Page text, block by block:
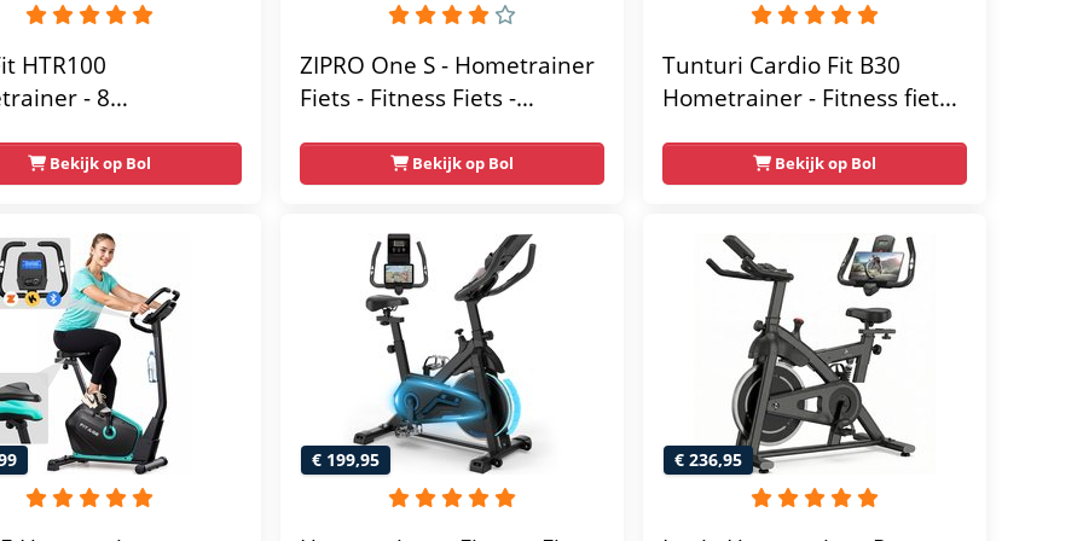
HTR100
- 8
-
zadel - Display
- Max.
Gebruikersgewicht -
Bekijk op Bol
ZIPRO One S - Hometrainer
Fiets - Fitness Fiets -
Hartslagsensoren -
Gemakkelijk te
transporteren -
Antislippedalen - Homegym
- Stabiele structuur - Max.
gebruikersgewicht 110 kg -
Zwart en Blauw
Bekijk op Bol
Tunturi Cardio Fit B30
Hometrainer - Fitness fiets
Tablethouder -
Hartslagfunctie en
transportwielen
Bekijk op Bol
€ 199,95 € 236,95